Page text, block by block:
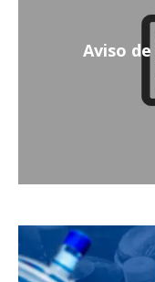
Aviso